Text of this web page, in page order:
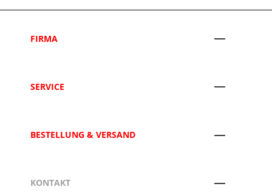
FIRMA
SERVICE
BESTELLUNG & VERSAND
KONTAKT